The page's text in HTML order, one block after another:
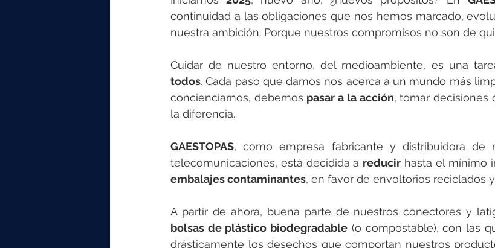
continuidad a las obligaciones que nos hemos marcado,
nuestra ambición. Porque nuestros compromisos no son de
Cuidar de nuestro entorno, del medioambiente, es una
todos. Cada paso que damos nos acerca a un mundo más
concienciarnos, debemos pasar a la acción, tomar decisiones
la diferencia.
GAESTOPAS, como empresa fabricante y distribuidora de
telecomunicaciones, está decidida a reducir
embalajes contaminantes, en favor de envoltorios reciclados
bolsas de plástico biodegradable (o compostable), con las
drásticamente los desechos que comportan nuestros